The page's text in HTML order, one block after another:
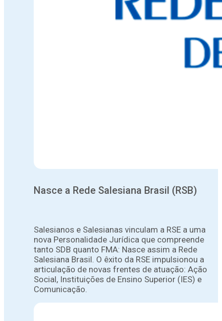
Nasce a Rede Salesiana Brasil (RSB)
Salesianos e Salesianas vinculam a RSE a uma
nova Personalidade Jurídica que compreende
tanto SDB quanto FMA: Nasce assim a Rede
Salesiana Brasil. O êxito da RSE impulsionou a
articulação de novas frentes de atuação: Ação
Social, Instituições de Ensino Superior (IES) e
Comunicação.